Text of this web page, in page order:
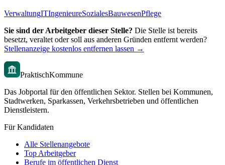
VerwaltungITIngenieureSozialesBauwesenPflege
Sie sind der Arbeitgeber dieser Stelle? Die Stelle ist bereits
besetzt, veraltet oder soll aus anderen Gründen entfernt werden?
Stellenanzeige kostenlos entfernen lassen →
PraktischKommune
Das Jobportal für den öffentlichen Sektor. Stellen bei Kommunen,
Stadtwerken, Sparkassen, Verkehrsbetrieben und öffentlichen
Dienstleistern.
Für Kandidaten
Alle Stellenangebote
Top Arbeitgeber
Berufe im öffentlichen Dienst